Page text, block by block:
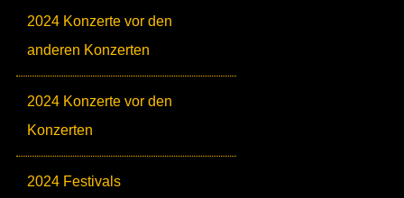
2024 Konzerte vor den
anderen Konzerten
2024 Konzerte vor den
Konzerten
2024 Festivals